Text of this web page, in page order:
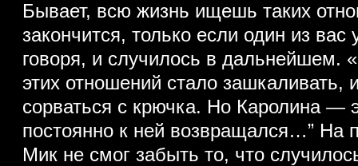
Бывает, всю жизнь ищешь таких
закончится, только если один из
говоря, и случилось в
этих отношений стало зашкаливать,
сорваться с крючка. Но Каролина —
постоянно к ней возвращался…” На
Мик не смог забыть то, что